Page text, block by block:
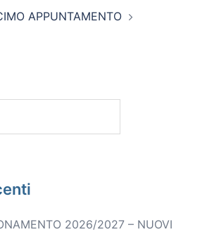
APPUNTAMENTO
2026/2027 – NUOVI